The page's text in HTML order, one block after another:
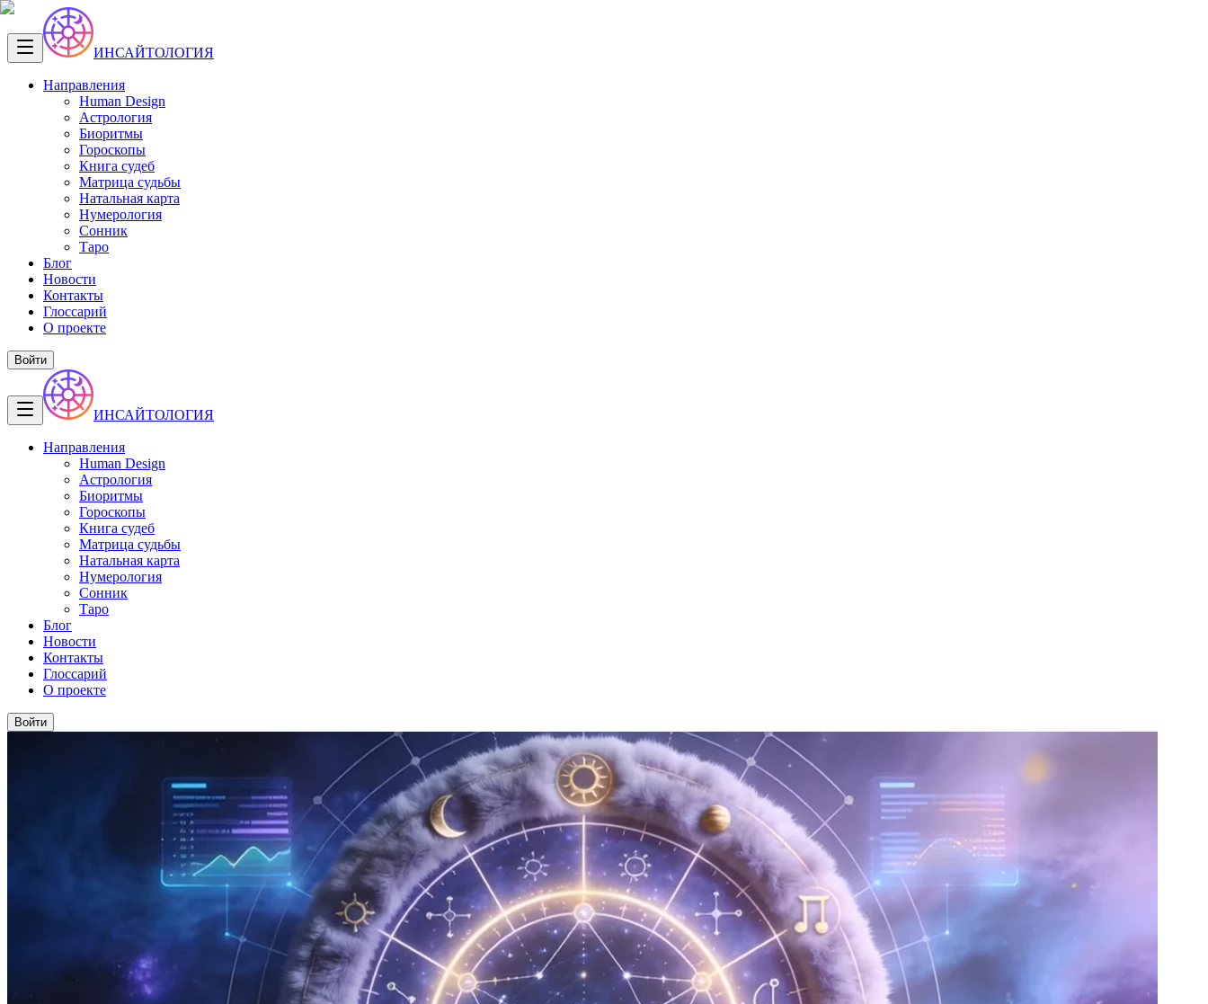
ИНСАЙТОЛОГИЯ
Направления
Human Design
Астрология
Биоритмы
Гороскопы
Книга судеб
Матрица судьбы
Натальная карта
Нумерология
Сонник
Таро
Блог
Новости
Контакты
Глоссарий
О проекте
Войти
ИНСАЙТОЛОГИЯ
Направления
Human Design
Астрология
Биоритмы
Гороскопы
Книга судеб
Матрица судьбы
Натальная карта
Нумерология
Сонник
Таро
Блог
Новости
Контакты
Глоссарий
О проекте
Войти